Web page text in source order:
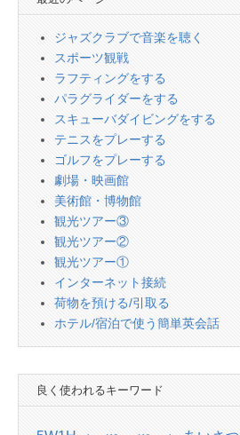
ジャズクラブで音楽を聴く
スポーツ観戦
ラフティングをする
パラグライダーをする
スキューバダイビングをする
テニスをプレーする
ゴルフをプレーする
劇場・映画館
美術館・博物館
観光ツアー③
観光ツアー②
観光ツアー①
インターネット接続
荷物を預ける/引取る
ホテル/宿泊で使う簡単英会話
良く使われるキーワード